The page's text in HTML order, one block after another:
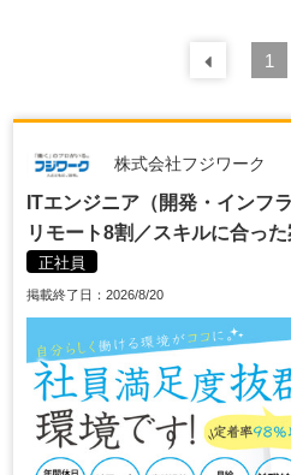
前の
1
株式会社フジワーク
ITエンジニア（開発・インフ
リモート8割／スキルに合っ
正社員
掲載終了日：2026/8/20